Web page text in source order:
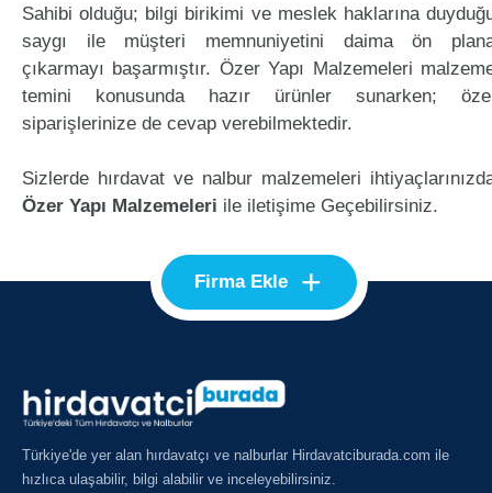
Sahibi olduğu; bilgi birikimi ve meslek haklarına
saygı ile müşteri memnuniyetini daima ön
çıkarmayı başarmıştır. Özer Yapı Malzemeleri
temini konusunda hazır ürünler sunarken;
siparişlerinize de cevap verebilmektedir.
Sizlerde hırdavat ve nalbur malzemeleri
Özer Yapı Malzemeleri ile iletişime Geçebilirsiniz.
Firma Ekle +
Türkiye'de yer alan hırdavatçı ve nalburlar Hirdavatciburada.com ile
hızlıca ulaşabilir, bilgi alabilir ve inceleyebilirsiniz.